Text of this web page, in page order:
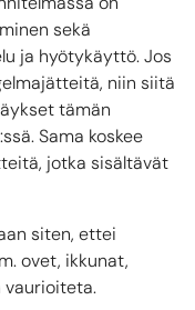
sekä
ja hyötykäyttö. Jos
niin siitä
tämän
Sama koskee
jotka sisältävät
siten, ettei
ovet, ikkunat,
vaurioiteta.